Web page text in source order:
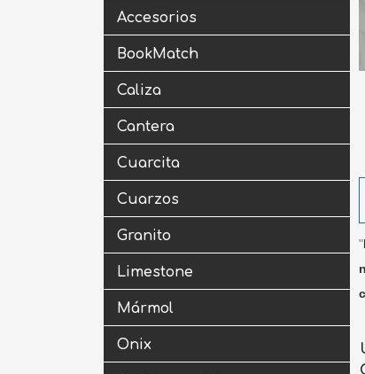
Accesorios
BookMatch
Caliza
Cantera
Cuarcita
Cuarzos
Granito
Limestone
Mármol
Onix
"